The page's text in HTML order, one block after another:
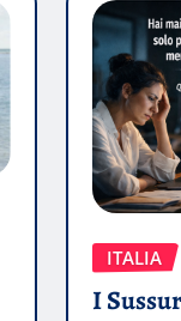
ITALIA
I